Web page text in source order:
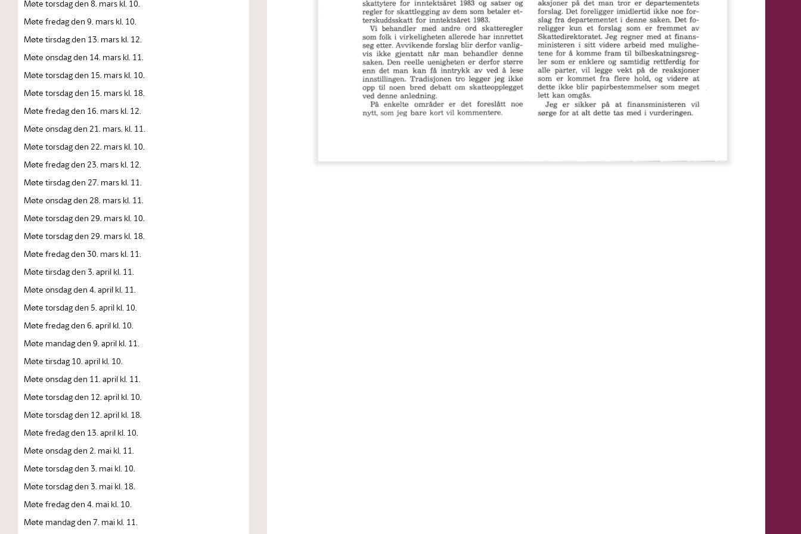
Møte torsdag den 8. mars kl. 10.
Møte fredag den 9. mars kl. 10.
Møte tirsdag den 13. mars kl. 12.
Møte onsdag den 14. mars kl. 11.
Møte torsdag den 15. mars kl. 10.
Møte torsdag den 15. mars kl. 18.
Møte fredag den 16. mars kl. 12.
Møte onsdag den 21. mars. kl. 11.
Møte torsdag den 22. mars kl. 10.
Møte fredag den 23. mars kl. 12.
Møte tirsdag den 27. mars kl. 11.
Møte onsdag den 28. mars kl. 11.
Møte torsdag den 29. mars kl. 10.
Møte torsdag den 29. mars kl. 18.
Møte fredag den 30. mars kl. 11.
Møte tirsdag den 3. april kl. 11.
Møte onsdag den 4. april kl. 11.
Møte torsdag den 5. april kl. 10.
Møte fredag den 6. april kl. 10.
Møte mandag den 9. april kl. 11.
Møte tirsdag 10. april kl. 10.
Møte onsdag den 11. april kl. 11.
Møte torsdag den 12. april kl. 10.
Møte torsdag den 12. april kl. 18.
Møte fredag den 13. april kl. 10.
Møte onsdag den 2. mai kl. 11.
Møte torsdag den 3. mai kl. 10.
Møte torsdag den 3. mai kl. 18.
Møte fredag den 4. mai kl. 10.
Møte mandag den 7. mai kl. 11.